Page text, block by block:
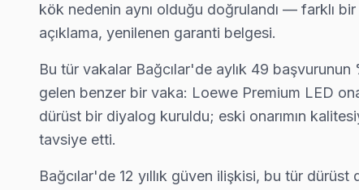
Loewe Uzman Teknisyen Ekibi — Bağcılar
Serkan Y. — Loewe Servis Uzmanı
13 yıllık Loewe TV tamir deneyimi. Bağcılar ve çevre ilçelere
· Loewe fabrika servis sertifikası
· Orijinal ve OEM yedek parça tedarikçisi
Bağcılar Servis İstatistikleri
· Bağcılar'de510+Loewe TV tamiri
· Müşteri memnuniyeti %97
· Ortalama tamir süresi:
· Tüm işlemler
kök nedenin aynı olduğu doğrulandı — farklı
açıklama, yenilenen garanti belgesi.
Bu tür vakalar Bağcılar'de aylık 49
gelen benzer bir vaka: Loewe Premium LED
dürüst bir diyalog kuruldu; eski onarımın
tavsiye etti.
Bağcılar'de 12 yıllık güven ilişkisi, bu tür